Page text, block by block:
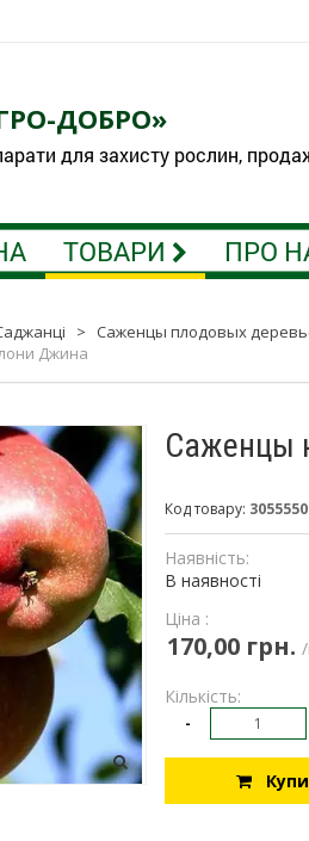
ДОБРО»
для захисту рослин,
ТОВАРИ ПРО
> Саженцы плодовых
Джина
Саженцы
Код товару: 3055550
Наявність:
В наявності
Ціна :
170,00 грн.
Кількість:
-